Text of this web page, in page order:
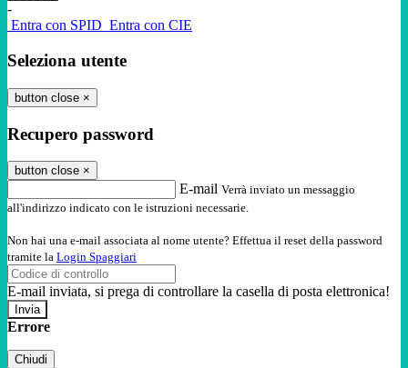
-
Entra con SPID Entra con CIE
Seleziona utente
button close ×
Recupero password
button close ×
E-mail Verrà inviato un messaggio
all'indirizzo indicato con le istruzioni necessarie.
Non hai una e-mail associata al nome utente? Effettua il reset della password
tramite la Login Spaggiari
E-mail inviata, si prega di controllare la casella di posta elettronica!
Errore
Chiudi